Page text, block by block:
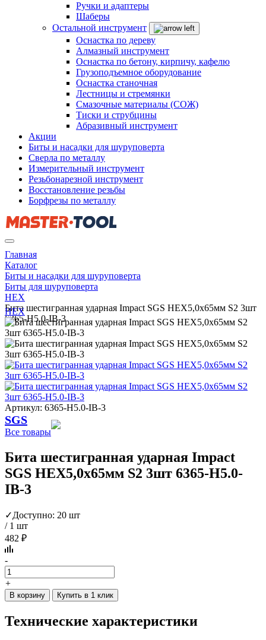
Ручки и адаптеры
Шаберы
Остальной инструмент
Оснастка по дереву
Алмазный инструмент
Оснастка по бетону, кирпичу, кафелю
Грузоподъемное оборудование
Оснастка станочная
Лестницы и стремянки
Смазочные материалы (СОЖ)
Тиски и струбцины
Абразивный инструмент
Акции
Биты и насадки для шуруповерта
Сверла по металлу
Измерительный инструмент
Резьбонарезной инструмент
Восстановление резьбы
Борфрезы по металлу
Главная
Каталог
Биты и насадки для шуруповерта
Биты для шуруповерта
HEX
Бита шестигранная ударная Impact SGS HEX5,0х65мм S2 3шт
6365-H5.0-IB-3
HEX
Артикул: 6365-H5.0-IB-3
SGS
Все товары
Бита шестигранная ударная Impact
SGS HEX5,0х65мм S2 3шт 6365-H5.0-
IB-3
✓Доступно: 20 шт
/ 1 шт
482 ₽
-
+
В корзину Купить в 1 клик
Технические характеристики